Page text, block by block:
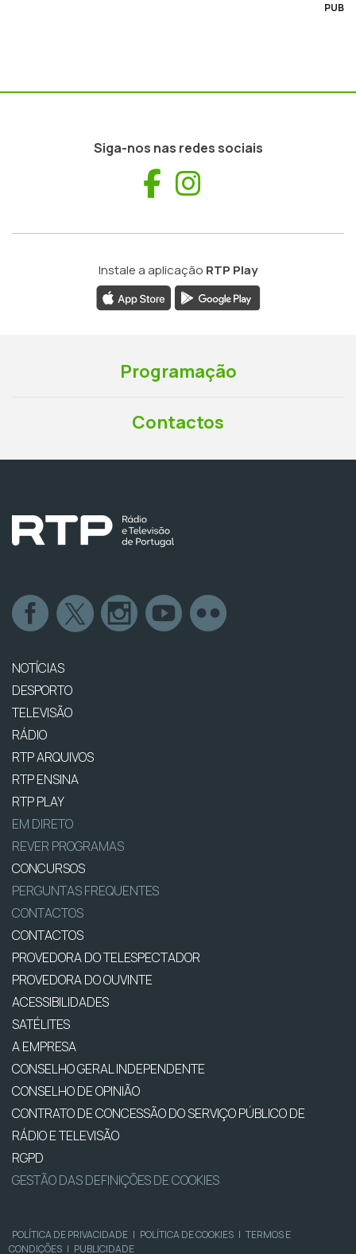
PUB
Siga-nos nas redes sociais
Facebook
Instale a aplicação RTP Play
Programação
Contactos
NOTÍCIAS
DESPORTO
TELEVISÃO
RÁDIO
RTP ARQUIVOS
RTP ENSINA
RTP PLAY
EM DIRETO
REVER PROGRAMAS
CONCURSOS
PERGUNTAS FREQUENTES
CONTACTOS
CONTACTOS
PROVEDORA DO TELESPECTADOR
PROVEDORA DO OUVINTE
ACESSIBILIDADES
SATÉLITES
A EMPRESA
CONSELHO GERAL INDEPENDENTE
CONSELHO DE OPINIÃO
CONTRATO DE CONCESSÃO DO SERVIÇO PÚBLICO DE
RÁDIO E TELEVISÃO
RGPD
GESTÃO DAS DEFINIÇÕES DE COOKIES
POLÍTICA DE PRIVACIDADE | POLÍTICA DE COOKIES | TERMOS E
CONDIÇÕES | PUBLICIDADE